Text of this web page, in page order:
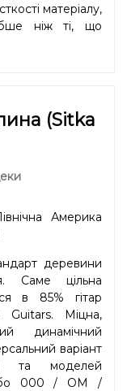
матеріалу,
ніж ті, що
(Sitka
Америка
деревини
Саме цільна
в 85% гітар
Guitars. Міцна,
динамічний
варіант
та моделей
000 / OM /